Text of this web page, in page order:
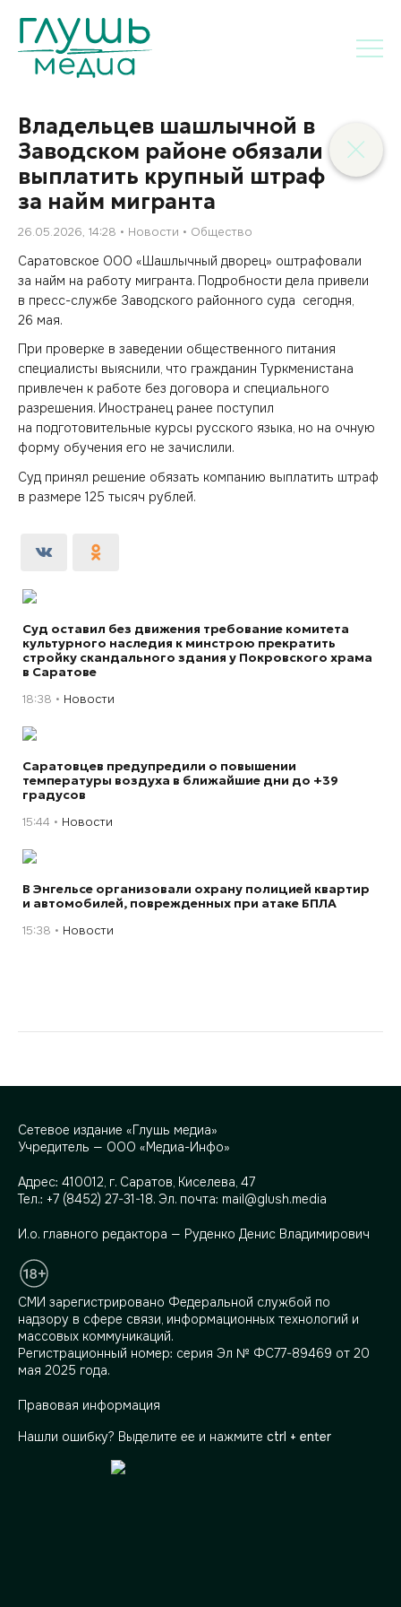
Владельцев шашлычной в
Заводском районе обязали
выплатить крупный штраф
за найм мигранта
26.05.2026, 14:28 Новости Общество
Саратовское ООО «Шашлычный дворец» оштрафовали
за найм на работу мигранта. Подробности дела привели
в пресс-службе Заводского районного суда сегодня,
26 мая.
При проверке в заведении общественного питания
специалисты выяснили, что гражданин Туркменистана
привлечен к работе без договора и специального
разрешения. Иностранец ранее поступил
на подготовительные курсы русского языка, но на очную
форму обучения его не зачислили.
Суд принял решение обязать компанию выплатить штраф
в размере 125 тысяч рублей.
Суд оставил без движения требование комитета
культурного наследия к минстрою прекратить
стройку скандального здания у Покровского храма
в Саратове
18:38 Новости
Саратовцев предупредили о повышении
температуры воздуха в ближайшие дни до +39
градусов
15:44 Новости
В Энгельсе организовали охрану полицией квартир
и автомобилей, поврежденных при атаке БПЛА
15:38 Новости
Сетевое издание «Глушь медиа»
Учредитель — ООО «Медиа-Инфо»
Адрес: 410012, г. Саратов, Киселева, 47
Тел.: +7 (8452) 27-31-18. Эл. почта: mail@glush.media
И.о. главного редактора — Руденко Денис Владимирович
СМИ зарегистрировано Федеральной службой по
надзору в сфере связи, информационных технологий и
массовых коммуникаций.
Регистрационный номер: серия Эл № ФС77-89469 от 20
мая 2025 года.
Правовая информация
Нашли ошибку? Выделите ее и нажмите ctrl + enter